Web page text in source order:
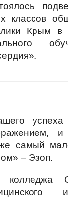
классов
Крым в
успеха
самый
– Эзоп.
колледжа